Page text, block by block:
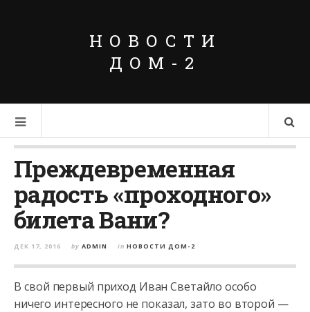
НОВОСТИ
ДОМ-2
Преждевременная
радость «проходного»
билета Вани?
ДЕК 17, 2016 by ADMIN in НОВОСТИ ДОМ-2
В свой первый приход Иван Светайло особо
ничего интересного не показал, зато во второй —